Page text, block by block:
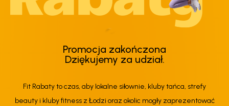
Promocja zakończona
Dziękujemy za udział.
Fit Rabaty to czas, aby lokalne siłownie, kluby tańca, strefy
beauty i kluby fitness z Łodzi oraz okolic mogły zaprezentować